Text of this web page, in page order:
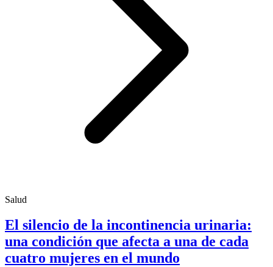
Salud
El silencio de la incontinencia urinaria:
una condición que afecta a una de cada
cuatro mujeres en el mundo